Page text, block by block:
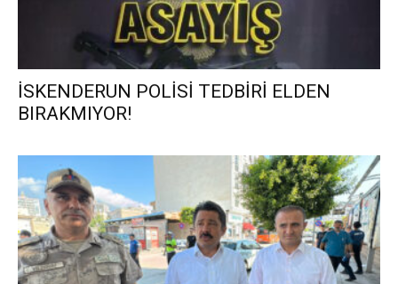
İSKENDERUN POLİSİ TEDBİRİ ELDEN
BIRAKMIYOR!